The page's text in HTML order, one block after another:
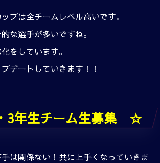
プは全チームレベル高いです。
な選手が多いですね。
をしています。
デートしていきます！！
年生チーム生募集 ☆
手は関係ない！共に上手くなっていきま